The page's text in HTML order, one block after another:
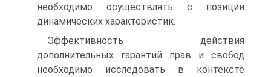
необходимо осуществлять с позиции
динамических характеристик.
Эффективность действия
дополнительных гарантий прав и свобод
необходимо исследовать в контексте